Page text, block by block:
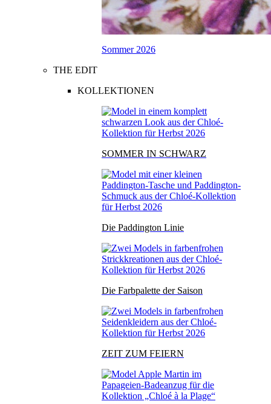
Sommer 2026
THE EDIT
KOLLEKTIONEN
SOMMER IN SCHWARZ
Die Paddington Linie
Die Farbpalette der Saison
ZEIT ZUM FEIERN